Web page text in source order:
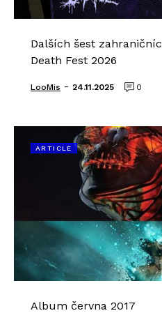
Dalších šest
Death Fest 2026
LooMis - 24.11.2025 0
ARTICLE
Album června 2017